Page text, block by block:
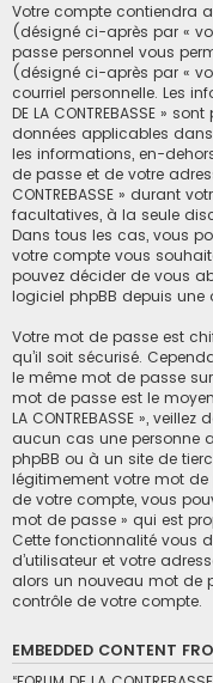
Votre compte contiendra
(désigné ci-après par «
passe personnel vous
(désigné ci-après par «
courriel personnelle. Les
DE LA CONTREBASSE »
données applicables
les informations, en-
de passe et de votre
CONTREBASSE » durant
facultatives, à la seule
Dans tous les cas, vous
votre compte vous
pouvez décider de vous
logiciel phpBB depuis une
Votre mot de passe est
qu’il soit sécurisé.
le même mot de passe
mot de passe est le moyen
LA CONTREBASSE »,
aucun cas une personne
phpBB ou à un site de
légitimement votre mot
de votre compte, vous
mot de passe » qui est
Cette fonctionnalité vous
d’utilisateur et votre
alors un nouveau mot de
contrôle de votre compte.
EMBEDDED CONTENT